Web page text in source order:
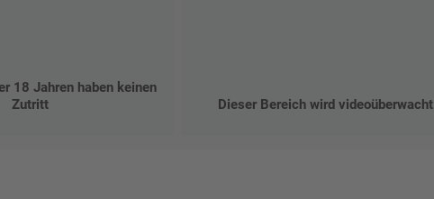
18 Jahren haben keinen
Zutritt
Dieser Bereich wird videoüberwacht